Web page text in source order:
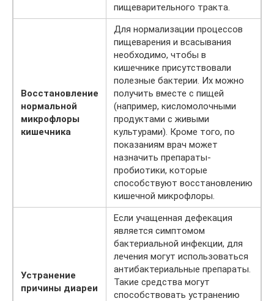
пищеварительного тракта.
Восстановление
нормальной
микрофлоры
кишечника
Для нормализации процессов
пищеварения и всасывания
необходимо, чтобы в
кишечнике присутствовали
полезные бактерии. Их можно
получить вместе с пищей
(например, кисломолочными
продуктами с живыми
культурами). Кроме того, по
показаниям врач может
назначить препараты-
пробиотики, которые
способствуют восстановлению
кишечной микрофлоры.
Устранение
причины диареи
Если учащенная дефекация
является симптомом
бактериальной инфекции, для
лечения могут использоваться
антибактериальные препараты.
Такие средства могут
способствовать устранению